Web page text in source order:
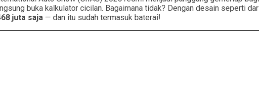
buka kalkulator cicilan. Bagaimana tidak? Dengan desain seperti
juta saja — dan itu sudah termasuk baterai!